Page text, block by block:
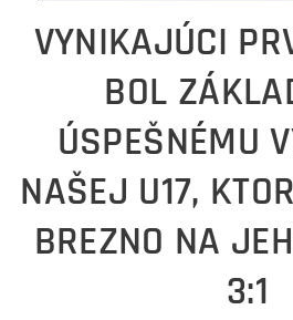
VYNIKAJÚCI
BOL
ÚSPEŠNÉMU
NAŠEJ U17,
BREZNO NA
3:1